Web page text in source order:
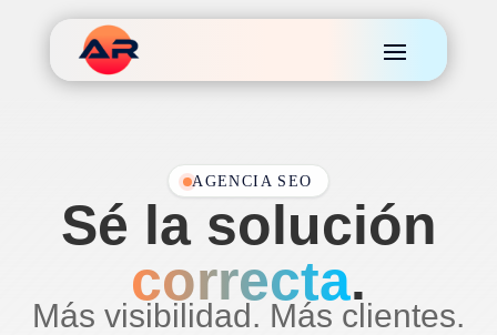
AGENCIA SEO
Sé la solución
correcta.
Más visibilidad. Más clientes.